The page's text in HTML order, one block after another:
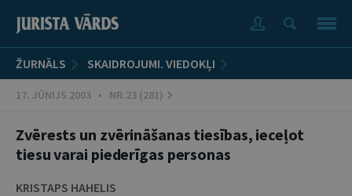
ŽURNĀLS SKAIDROJUMI. VIEDOKĻI
17. JŪNIJS 2003 • NR.23 (281)
Zvērests un zvērināšanas tiesības, ieceļot
tiesu varai piederīgas personas
KRISTAPS HAHELIS